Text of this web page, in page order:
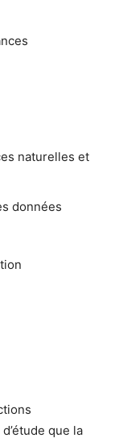
naturelles et
données
que la